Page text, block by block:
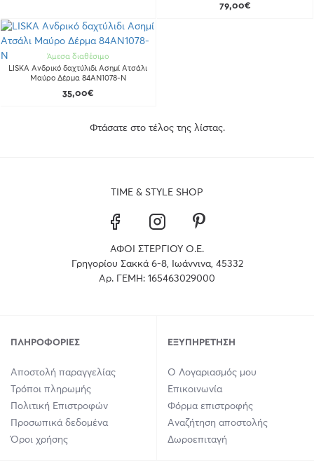
79,00€
Άμεσα διαθέσιμο
LISKA Ανδρικό δαχτύλιδι Ασημί Ατσάλι
Μαύρο Δέρμα 84AN1078-N
35,00€
Φτάσατε στο τέλος της λίστας.
TIME & STYLE SHOP
ΑΦΟΙ ΣΤΕΡΓΙΟΥ Ο.Ε.
Γρηγορίου Σακκά 6-8, Ιωάννινα, 45332
Αρ. ΓΕΜΗ: 165463029000
ΠΛΗΡΟΦΟΡΊΕΣ
Αποστολή παραγγελίας
Τρόποι πληρωμής
Πολιτική Επιστροφών
Προσωπικά δεδομένα
Όροι χρήσης
ΕΞΥΠΗΡΈΤΗΣΗ
Ο Λογαριασμός μου
Επικοινωνία
Φόρμα επιστροφής
Αναζήτηση αποστολής
Δωροεπιταγή